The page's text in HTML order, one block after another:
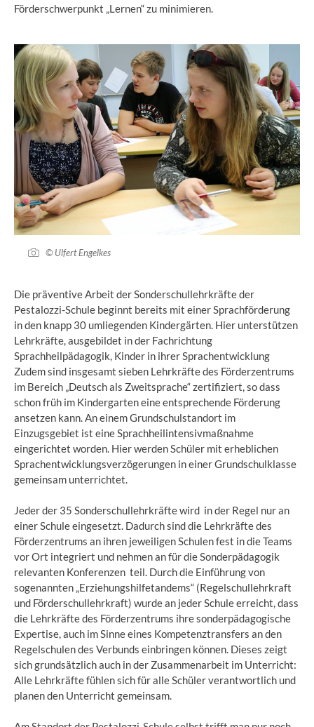
Förderschwerpunkt „Lernen“ zu minimieren.
© Ulfert Engelkes
Die präventive Arbeit der Sonderschullehrkräfte der
Pestalozzi-Schule beginnt bereits mit einer Sprachförderung
in den knapp 30 umliegenden Kindergärten. Hier unterstützen
Lehrkräfte, ausgebildet in der Fachrichtung
Sprachheilpädagogik, Kinder in ihrer Sprachentwicklung
Zudem sind insgesamt sieben Lehrkräfte des Förderzentrums
im Bereich „Deutsch als Zweitsprache“ zertifiziert, so dass
schon früh im Kindergarten eine entsprechende Förderung
ansetzen kann. An einem Grundschulstandort im
Einzugsgebiet ist eine Sprachheilintensivmaßnahme
eingerichtet worden. Hier werden Schüler mit erheblichen
Sprachentwicklungsverzögerungen in einer Grundschulklasse
gemeinsam unterrichtet.
Jeder der 35 Sonderschullehrkräfte wird in der Regel nur an
einer Schule eingesetzt. Dadurch sind die Lehrkräfte des
Förderzentrums an ihren jeweiligen Schulen fest in die Teams
vor Ort integriert und nehmen an für die Sonderpädagogik
relevanten Konferenzen teil. Durch die Einführung von
sogenannten „Erziehungshilfetandems“ (Regelschullehrkraft
und Förderschullehrkraft) wurde an jeder Schule erreicht, dass
die Lehrkräfte des Förderzentrums ihre sonderpädagogische
Expertise, auch im Sinne eines Kompetenztransfers an den
Regelschulen des Verbunds einbringen können. Dieses zeigt
sich grundsätzlich auch in der Zusammenarbeit im Unterricht:
Alle Lehrkräfte fühlen sich für alle Schüler verantwortlich und
planen den Unterricht gemeinsam.